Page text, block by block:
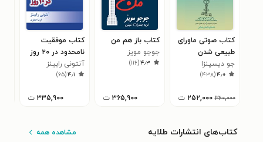
کتاب صوتی ماورای
طبیعی شدن
جو دیسپنزا
۴٫۰(۴۳۸)
۳۶۰,۰۰۰ ۲۵۲,۰۰۰ ت
کتاب باز هم من
جوجو مویز
۴٫۳(۱۱۶)
۳۶۵,۹۰۰ ت
کتاب موفقیت
نامحدود در ۲۰ روز
آنتونی رابینز
۴٫۱(۶۵)
۳۳۵,۹۰۰ ت
کتاب‌های انتشارات طلایه مشاهده همه